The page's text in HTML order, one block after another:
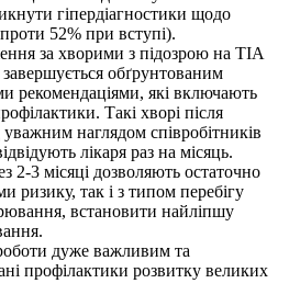
гіпердіагностики щодо
52% при вступі).
за хворими з підозрою на ТІА
завершується обґрунтованим
рекомендаціями, які включають
Такі хворі після
наглядом співробітників
лікаря раз на місяць.
2-3 місяці дозволяють остаточно
ризику, так і з типом перебігу
встановити найліпшу
дуже важливим та
профілактики розвитку великих